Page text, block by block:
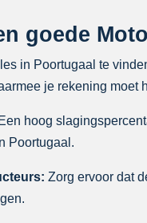
goede
in Poortugaal te
je rekening moet
Een hoog
Poortugaal.
Zorg ervoor dat